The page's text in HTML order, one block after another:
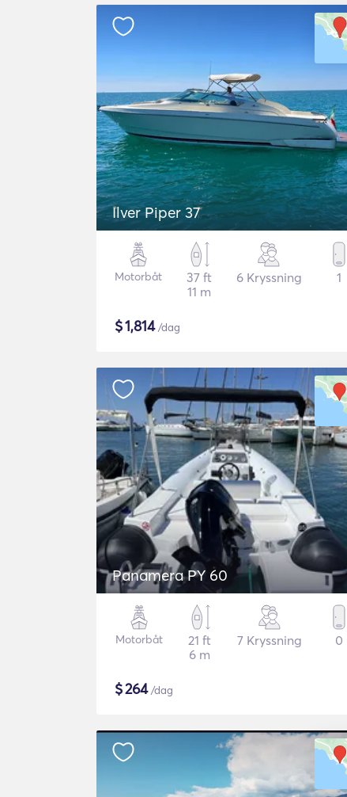
Ilver Piper 37
Motorbåt
37 ft
11 m
6 Kryssning 1
$1,814/dag
Panamera PY 60
Motorbåt
21 ft
6 m
7 Kryssning 0
$264/dag